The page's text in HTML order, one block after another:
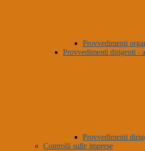
Provvedimenti
Provvedimenti dirigenti -
Provvedimenti
Controlli sulle imprese